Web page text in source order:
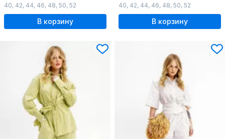
40, 42, 44, 46, 48, 50, 52
В корзину
40, 42, 44, 46, 48, 50, 52
В корзину